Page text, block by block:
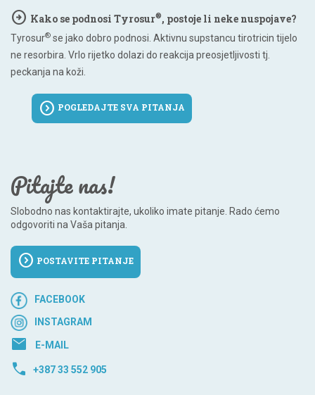
arrow_circle_right Kako se podnosi Tyrosur®, postoje li neke nuspojave?
Tyrosur® se jako dobro podnosi. Aktivnu supstancu tirotricin tijelo
ne resorbira. Vrlo rijetko dolazi do reakcija preosjetljivosti tj.
peckanja na koži.
expand_circle_right POGLEDAJTE SVA PITANJA
Pitajte nas!
Slobodno nas kontaktirajte, ukoliko imate pitanje. Rado ćemo
odgovoriti na Vaša pitanja.
expand_circle_right POSTAVITE PITANJE
FACEBOOK
INSTAGRAM
mail E-MAIL
call +387 33 552 905